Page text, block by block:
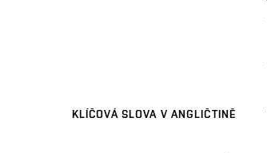
KLÍČOVÁ SLOVA V ANGLIČTINĚ